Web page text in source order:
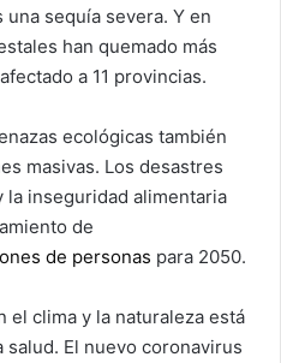
una sequía severa. Y en
han quemado más
a 11 provincias.
ecológicas también
masivas. Los desastres
inseguridad alimentaria
de
de personas para 2050.
el clima y la naturaleza está
El nuevo coronavirus